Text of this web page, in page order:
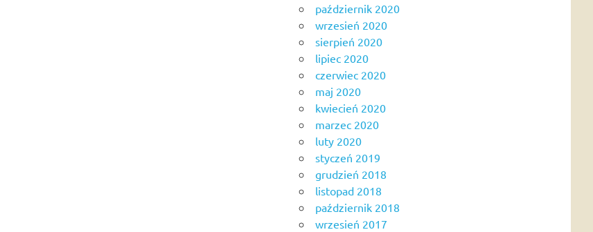
październik 2020
wrzesień 2020
sierpień 2020
lipiec 2020
czerwiec 2020
maj 2020
kwiecień 2020
marzec 2020
luty 2020
styczeń 2019
grudzień 2018
listopad 2018
październik 2018
wrzesień 2017